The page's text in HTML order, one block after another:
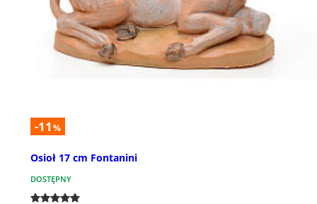
-11 %
Osioł 17 cm Fontanini
DOSTĘPNY